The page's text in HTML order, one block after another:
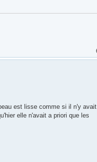
est lisse comme si il n'y avait
elle n'avait a priori que les